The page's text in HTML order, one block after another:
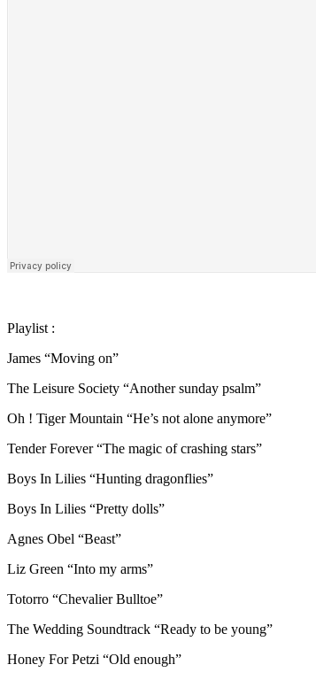
Playlist :
James “Moving on”
The Leisure Society “Another sunday psalm”
Oh ! Tiger Mountain “He’s not alone anymore”
Tender Forever “The magic of crashing stars”
Boys In Lilies “Hunting dragonflies”
Boys In Lilies “Pretty dolls”
Agnes Obel “Beast”
Liz Green “Into my arms”
Totorro “Chevalier Bulltoe”
The Wedding Soundtrack “Ready to be young”
Honey For Petzi “Old enough”